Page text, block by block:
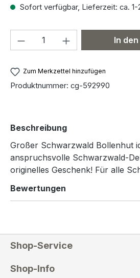
Sofort verfügbar, Lieferzeit: ca. 1-
Produkt Anzahl: Gib
In
Zum Merkzettel hinzufügen
Produktnummer: cg-592990
Beschreibung
Großer Schwarzwald Bollenhut
anspruchsvolle Schwarzwald-
originelles Geschenk! Für alle
Bewertungen
Shop-Service
Shop-Info